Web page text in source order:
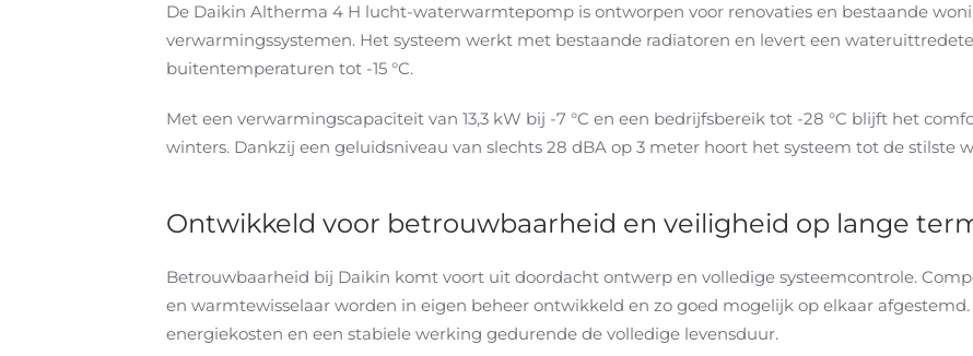
De Daikin Altherma 4 H lucht-waterwarmtepomp is ontworpen voor renovaties en bestaande
verwarmingssystemen. Het systeem werkt met bestaande radiatoren en levert een
buitentemperaturen tot -15 °C.
Met een verwarmingscapaciteit van 13,3 kW bij -7 °C en een bedrijfsbereik tot -28 °C blijft het
winters. Dankzij een geluidsniveau van slechts 28 dBA op 3 meter hoort het systeem tot de stilste
Ontwikkeld voor betrouwbaarheid en veiligheid op lange
Betrouwbaarheid bij Daikin komt voort uit doordacht ontwerp en volledige systeemcontrole.
en warmtewisselaar worden in eigen beheer ontwikkeld en zo goed mogelijk op elkaar
energiekosten en een stabiele werking gedurende de volledige levensduur.